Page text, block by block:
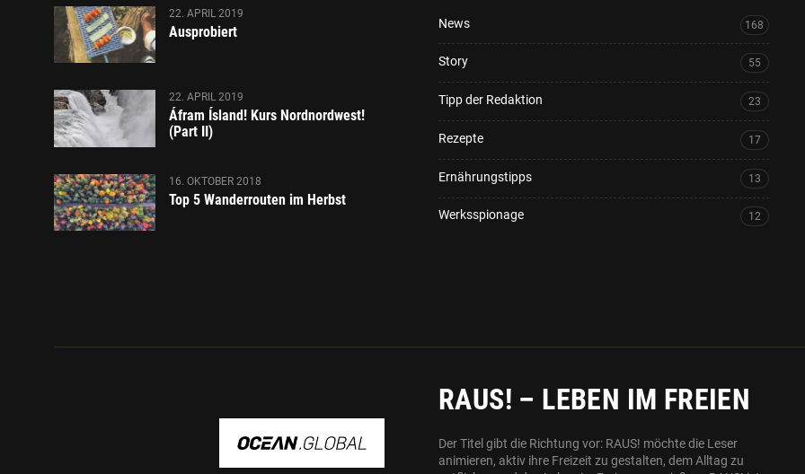
22. APRIL 2019
Ausprobiert
22. APRIL 2019
Áfram Ísland! Kurs Nordnordwest!
(Part II)
16. OKTOBER 2018
Top 5 Wanderrouten im Herbst
News 168
Story 55
Tipp der Redaktion 23
Rezepte 17
Ernährungstipps 13
Werksspionage 12
RAUS! – LEBEN IM FREIEN
Der Titel gibt die Richtung vor: RAUS! möchte die Leser
animieren, aktiv ihre Freizeit zu gestalten, dem Alltag zu